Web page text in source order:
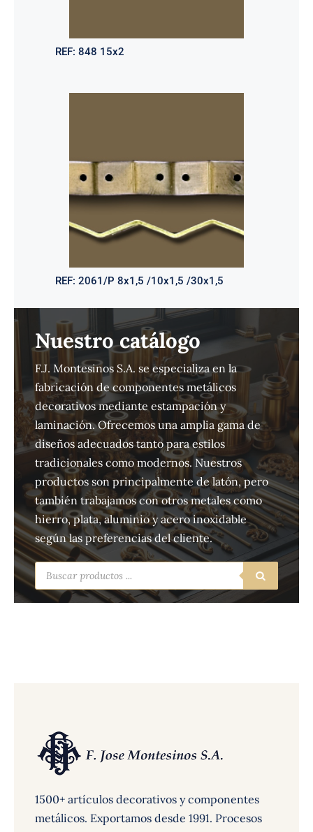
REF: 848 15x2
REF: 2061/P 8x1,5 /10x1,5 /30x1,5
Nuestro catálogo
F.J. Montesinos S.A. se especializa en la
fabricación de componentes metálicos
decorativos mediante estampación y
laminación. Ofrecemos una amplia gama de
diseños adecuados tanto para estilos
tradicionales como modernos. Nuestros
productos son principalmente de latón, pero
también trabajamos con otros metales como
hierro, plata, aluminio y acero inoxidable
según las preferencias del cliente.
Búsqueda
de
productos
1500+ artículos decorativos y componentes
metálicos. Exportamos desde 1991. Procesos